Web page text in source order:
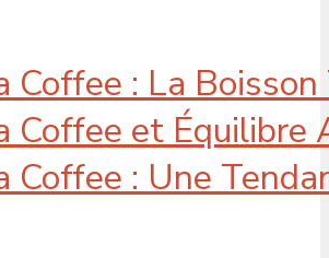
Coffee : La
Coffee et Équilibre
Coffee : Une